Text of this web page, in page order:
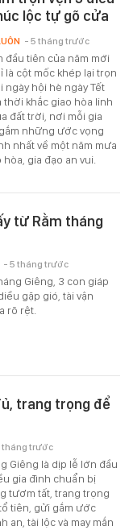
lộc tự gõ cửa
đầu tiên của năm mới
là cột mốc khép lại trọn
ngày hội hè ngày Tết
thời khắc giao hòa linh
đất trời, nơi mỗi gia
những ước vọng
nhất về một năm mưa
gia đạo an vui.
- 5 tháng trước
từ Rằm tháng
Giêng, 3 con giáp
gặp gió, tài vận
rõ rệt.
- 5 tháng trước
trang trọng để
Giêng là dịp lễ lớn đầu
gia đình chuẩn bị
tươm tất, trang trọng
tiên, gửi gắm ước
an, tài lộc và may mắn
tháng trước